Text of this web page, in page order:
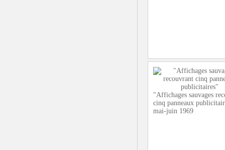
"Affichages sauvages
cinq panneaux
mai-juin 1969